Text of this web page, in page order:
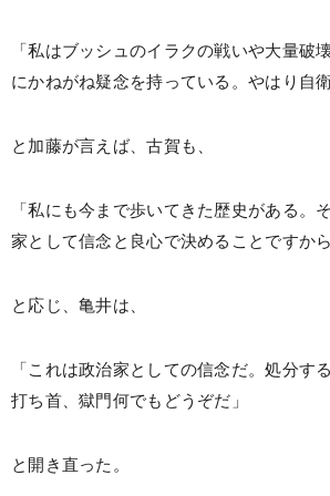
「私はブッシュのイラクの戦いや大量破
にかねがね疑念を持っている。やはり自
と加藤が言えば、古賀も、
「私にも今まで歩いてきた歴史がある。
家として信念と良心で決めることですから
と応じ、亀井は、
「これは政治家としての信念だ。処分す
打ち首、獄門何でもどうぞだ」
と開き直った。